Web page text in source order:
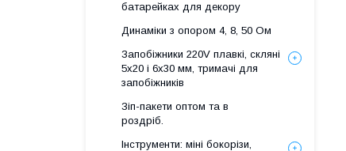
батарейках для декору
Динаміки з опором 4, 8, 50 Ом
Запобіжники 220V плавкі, скляні
5x20 і 6х30 мм, тримачі для
запобіжників
Зіп-пакети оптом та в
роздріб.
Інструменти: міні бокорізи,